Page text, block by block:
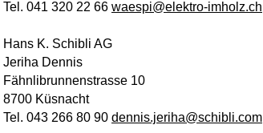
Tel. 041 320 22 66 waespi@elektro-imholz.ch
Hans K. Schibli AG
Jeriha Dennis
Fähnlibrunnenstrasse 10
8700 Küsnacht
Tel. 043 266 80 90 dennis.jeriha@schibli.com